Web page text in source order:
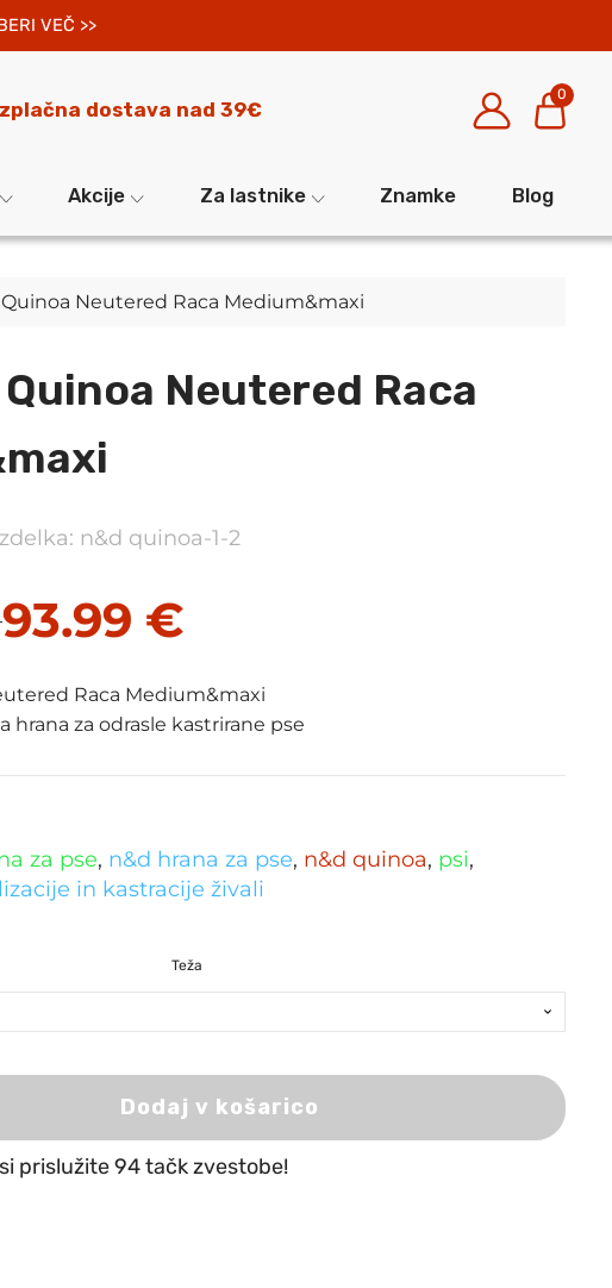
VEČ >>
dostava nad 39€
0
Akcije Za lastnike Znamke Blog
Neutered Raca Medium&maxi
Quinoa Neutered Raca
n&d quinoa-1-2
93.99 €
Raca Medium&maxi
hrana za odrasle kastrirane pse
za pse, n&d hrana za pse, n&d quinoa, psi,
in kastracije živali
Teža
Dodaj v košarico
prislužite 94 tačk zvestobe!